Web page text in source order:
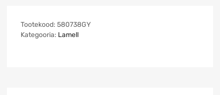
Tootekood: 580738GY
Kategooria: Lamell